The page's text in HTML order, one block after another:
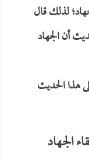
لذلك قال
أن الجهاد
هذا الحديث
الجهاد